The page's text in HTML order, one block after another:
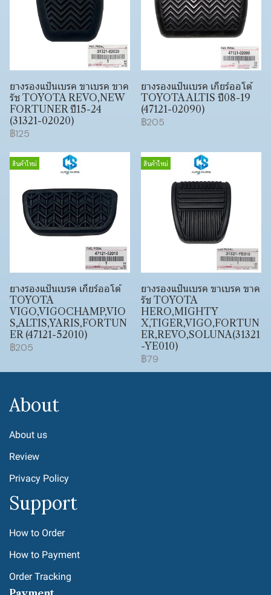
ยางรองแป้นเบรค ขาเบรค ขาค
รัช TOYOTA REVO,NEW
FORTUNER ปี15-24
(31321-02020)
฿125
ยางรองแป้นเบรค เกียร์ออโต้
TOYOTA ALTIS ปี08-19
(47121-02090)
฿205
สินค้าใหม่
ยางรองแป้นเบรค เกียร์ออโต้
TOYOTA
VIGO,VIGOCHAMP,VIO
S,ALTIS,YARIS,FORTUN
ER (47121-52010)
฿205
สินค้าใหม่
ยางรองแป้นเบรค ขาเบรค ขาค
รัช TOYOTA
HERO,MIGHTY
X,TIGER,VIGO,FORTUN
ER,REVO,SOLUNA(31321
-YE010)
฿79
About
About us
Review
Privacy Policy
Support
How to Order
How to Payment
Order Tracking